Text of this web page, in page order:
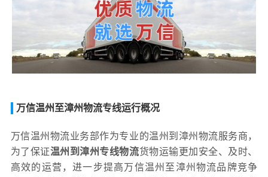
万信温州至漳州物流专线运行概况
万信温州物流业务部作为专业的温州到漳州物流服务商，
为了保证温州到漳州专线物流货物运输更加安全、及时、
高效的运营，进一步提高万信温州至漳州物流品牌竞争